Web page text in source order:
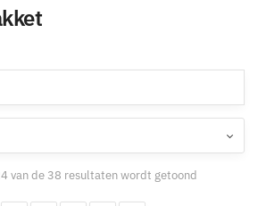
van de 38 resultaten wordt getoond